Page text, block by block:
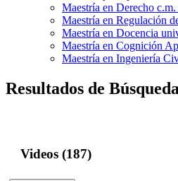
Maestría en Derecho
Maestría en Regulación
Maestría en Docencia
Maestría en Cognición
Maestría en Ingeniería
Resultados de Búsqueda
Videos (187)